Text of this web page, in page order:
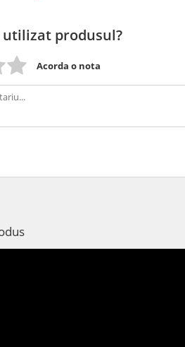
produsul?
Acorda o nota